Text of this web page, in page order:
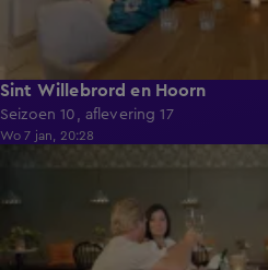
Sint Willebrord en Hoorn
Seizoen 10, aflevering 17
Wo 7 jan, 20:28